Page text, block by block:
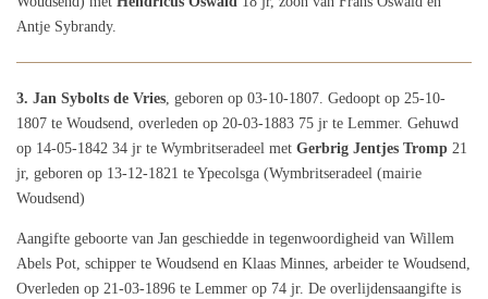
Antje Sybrandy.
3. Jan Sybolts de Vries, geboren op 03-10-1807. Gedoopt op 25-10-
1807 te Woudsend, overleden op 20-03-1883 75 jr te Lemmer. Gehuwd
op 14-05-1842 34 jr te Wymbritseradeel met Gerbrig Jentjes Tromp 21
jr, geboren op 13-12-1821 te Ypecolsga (Wymbritseradeel (mairie
Woudsend)
Aangifte geboorte van Jan geschiedde in tegenwoordigheid van Willem
Abels Pot, schipper te Woudsend en Klaas Minnes, arbeider te Woudsend,
Overleden op 21‑03‑1896 te Lemmer op 74 jr. De overlijdensaangifte is